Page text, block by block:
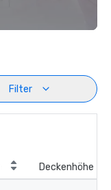
Filter
Deckenhöhe